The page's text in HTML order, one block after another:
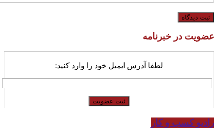
عضویت در خبرنامه
لطفا آدرس ایمیل خود را وارد کنید:
رادیو کسب و کار